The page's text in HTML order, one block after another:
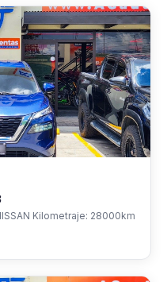
Kilometraje: 28000km